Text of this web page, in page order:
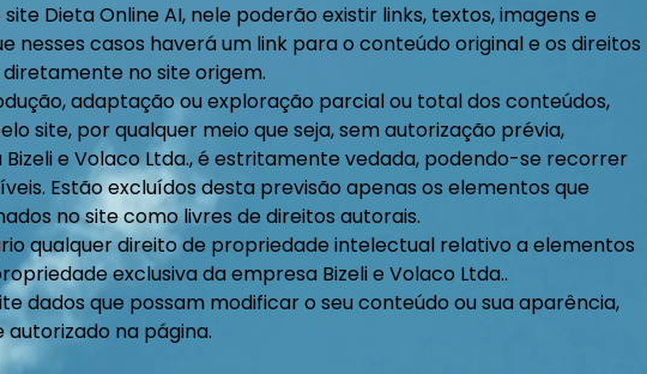
Dieta Online AI, nele poderão existir links, textos, imagens e
nesses casos haverá um link para o conteúdo original e os direitos
no site origem.
adaptação ou exploração parcial ou total dos conteúdos,
site, por qualquer meio que seja, sem autorização prévia,
e Volaco Ltda., é estritamente vedada, podendo-se recorrer
Estão excluídos desta previsão apenas os elementos que
no site como livres de direitos autorais.
qualquer direito de propriedade intelectual relativo a elementos
exclusiva da empresa Bizeli e Volaco Ltda..
dados que possam modificar o seu conteúdo ou sua aparência,
na página.